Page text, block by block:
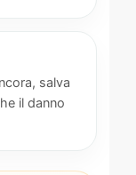
salva
il danno